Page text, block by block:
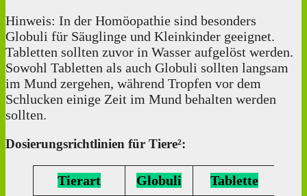
Hinweis: In der Homöopathie sind besonders
Globuli für Säuglinge und Kleinkinder geeignet.
Tabletten sollten zuvor in Wasser aufgelöst werden.
Sowohl Tabletten als auch Globuli sollten langsam
im Mund zergehen, während Tropfen vor dem
Schlucken einige Zeit im Mund behalten werden
sollten.
Dosierungsrichtlinien für Tiere²:
Tierart Globuli Tablette